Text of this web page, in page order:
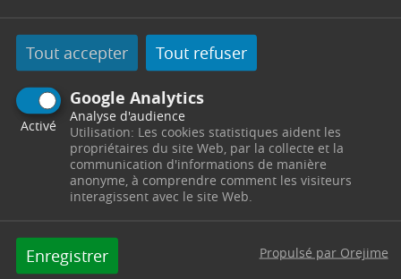
Tout accepter Tout refuser
Google Analytics
Activé
Analyse d'audience
Utilisation: Les cookies statistiques aident les
propriétaires du site Web, par la collecte et la
communication d'informations de manière
anonyme, à comprendre comment les visiteurs
interagissent avec le site Web.
Enregistrer Propulsé par Orejime
Le CCAS est bureau instructeur et boîte aux
lettres. Tous les dossiers constitués (aide
ménagère, allocations diverses, placement des
personnes atteintes d’un handicap…) sont
transmis aux partenaires institutionnels (services
de l’État, du Département) qui statuent.
AIDE SOCIALE
FACULTATIVE